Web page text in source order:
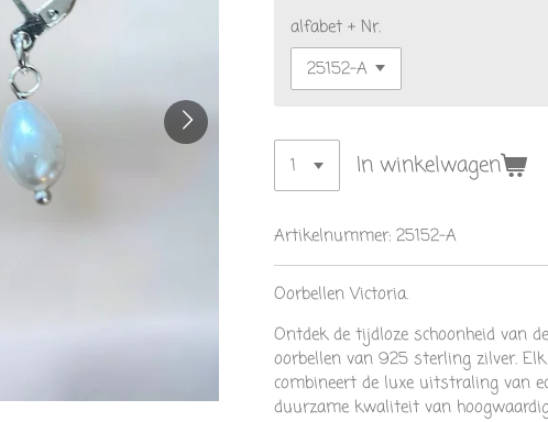
alfabet + Nr.
In winkelwagen
Artikelnummer: 25152-A
Oorbellen Victoria.
Ontdek de tijdloze schoonheid van
oorbellen van 925 sterling zilver.
combineert de luxe uitstraling van
duurzame kwaliteit van